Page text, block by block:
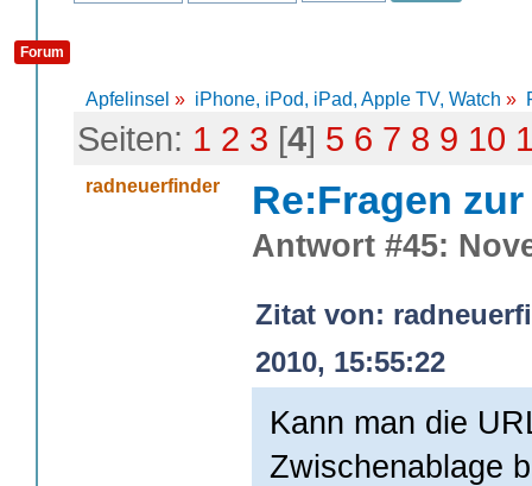
Forum
Apfelinsel » iPhone, iPod, iPad, Apple TV, Watch »
Seiten: 1 2 3 [4] 5 6 7 8 9 10
radneuerfinder Re:Fragen
Antwort #45:
Zitat von:
2010, 15:55:22
Kann man die
Zwischenablage